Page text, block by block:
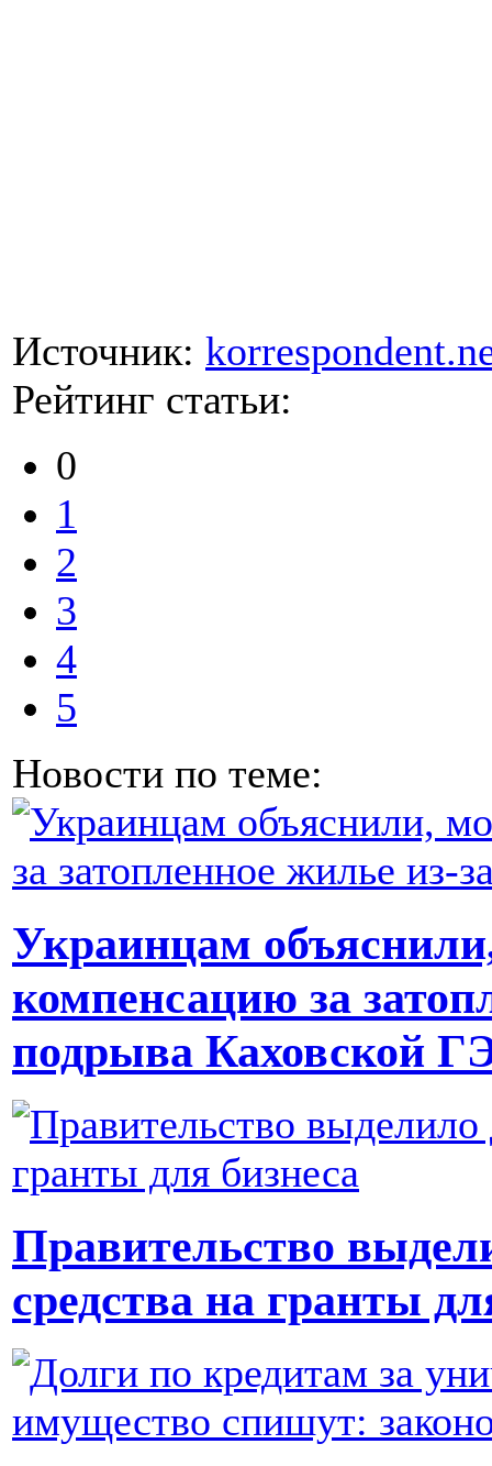
Источник:
Рейтинг статьи:
0
1
2
3
4
5
Новости по теме:
Украинцам
компенсацию за
подрыва Каховской
Правительство
средства на гранты